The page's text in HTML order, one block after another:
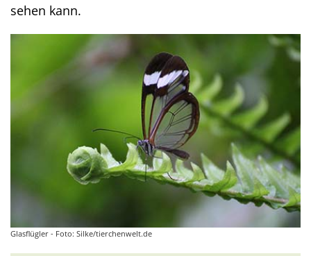
sehen kann.
Glasflügler - Foto: Silke/tierchenwelt.de